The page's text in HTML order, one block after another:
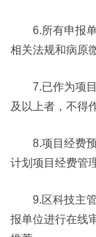
6.所有申报单
相关法规和病原
7.已作为项目
及以上者，不得
8.项目经费预
计划项目经费管
9.区科技主管
报单位进行在线